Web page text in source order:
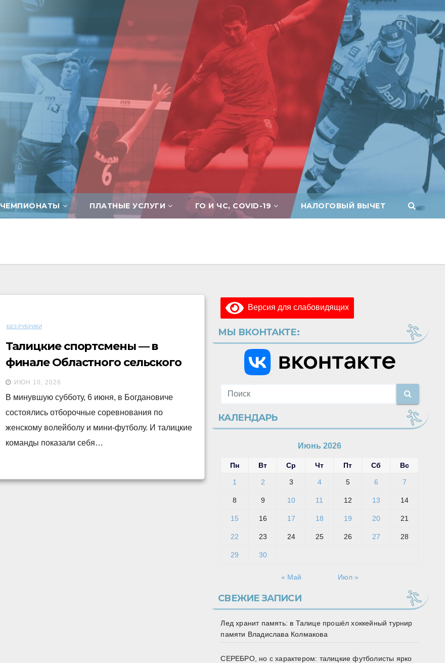
ЧЕМПИОНАТЫ ПЛАТНЫЕ УСЛУГИ ГО И ЧС, COVID-19 НАЛОГОВЫЙ ВЫЧЕТ
БЕЗ РУБРИКИ
Талицкие спортсмены — в
финале Областного сельского
спортивного фестиваля!
ИЮН 10, 2026
В минувшую субботу, 6 июня, в Богдановиче
состоялись отборочные соревнования по
женскому волейболу и мини-футболу. И талицкие
команды показали себя…
Версия для слабовидящих
МЫ ВКОНТАКТЕ:
КАЛЕНДАРЬ
Июнь 2026
Пн Вт Ср Чт Пт Сб Вс
1 2 3 4 5 6 7
8 9 10 11 12 13 14
15 16 17 18 19 20 21
22 23 24 25 26 27 28
29 30
« Май Июл »
СВЕЖИЕ ЗАПИСИ
Лед хранит память: в Талице прошёл хоккейный турнир
памяти Владислава Колмакова
СЕРЕБРО, но с характером: талицкие футболисты ярко